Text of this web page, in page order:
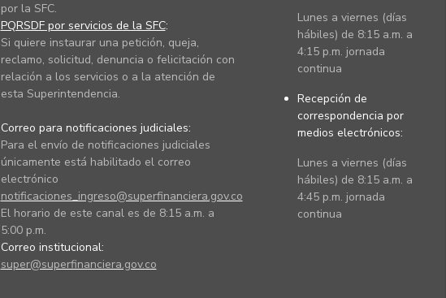
por la SFC.
PQRSDF por servicios de la SFC:
Si quiere instaurar una petición, queja,
reclamo, solicitud, denuncia o felicitación con
relación a los servicios o a la atención de
esta Superintendencia.
Correo para notificaciones judiciales:
Para el envío de notificaciones judiciales
únicamente está habilitado el correo
electrónico
notificaciones_ingreso@superfinanciera.gov.co
El horario de este canal es de 8:15 a.m. a
5:00 p.m.
Correo institucional:
super@superfinanciera.gov.co
Lunes a viernes (días
hábiles) de 8:15 a.m. a
4:15 p.m. jornada
continua
Recepción de
correspondencia por
medios electrónicos:
Lunes a viernes (días
hábiles) de 8:15 a.m. a
4:45 p.m. jornada
continua